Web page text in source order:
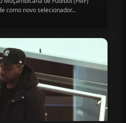
como novo selecionador...